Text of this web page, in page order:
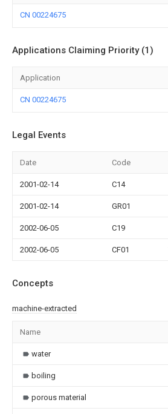
CN 00224675
Applications Claiming Priority (1)
Application
CN 00224675
Legal Events
Date Code
2001-02-14 C14
2001-02-14 GR01
2002-06-05 C19
2002-06-05 CF01
Concepts
machine-extracted
Name
water
boiling
porous material